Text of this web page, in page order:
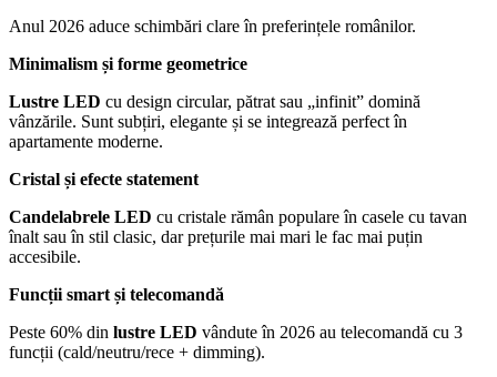
Anul 2026 aduce schimbări clare în preferințele românilor.
Minimalism și forme geometrice
Lustre LED cu design circular, pătrat sau „infinit” domină
vânzările. Sunt subțiri, elegante și se integrează perfect în
apartamente moderne.
Cristal și efecte statement
Candelabrele LED cu cristale rămân populare în casele cu tavan
înalt sau în stil clasic, dar prețurile mai mari le fac mai puțin
accesibile.
Funcții smart și telecomandă
Peste 60% din lustre LED vândute în 2026 au telecomandă cu 3
funcții (cald/neutru/rece + dimming).